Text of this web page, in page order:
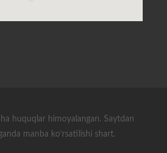
huquqlar himoyalangan. Saytdan
manba koʻrsatilishi shart.